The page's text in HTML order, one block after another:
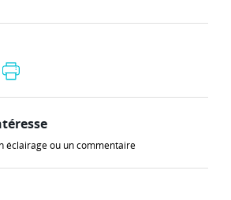
éclairage ou un commentaire